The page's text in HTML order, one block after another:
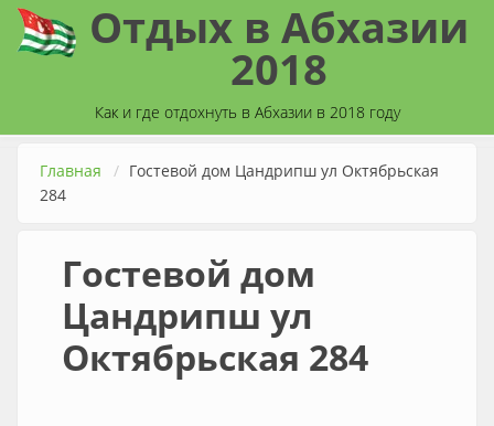
Перейти к основному содержанию
Отдых в Абхазии
2018
Как и где отдохнуть в Абхазии в 2018 году
Главная
Гостевой дом Цандрипш ул Октябрьская
284
Гостевой дом
Цандрипш ул
Октябрьская 284